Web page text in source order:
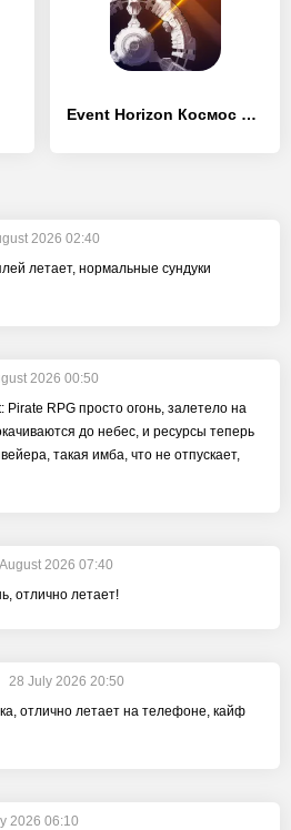
Event Horizon Космос и корабли
2026 02:40
летает, нормальные сундуки
2026 00:50
Pirate RPG просто огонь, залетело на
до небес, и ресурсы теперь
такая имба, что не отпускает,
2026 07:40
отлично летает!
28 July 2026 20:50
отлично летает на телефоне, кайф
2026 06:10